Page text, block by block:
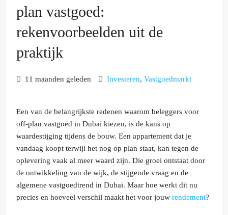
plan vastgoed:
rekenvoorbeelden uit de
praktijk
11 maanden geleden Investeren, Vastgoedmarkt
Een van de belangrijkste redenen waarom beleggers voor
off-plan vastgoed in Dubai kiezen, is de kans op
waardestijging tijdens de bouw. Een appartement dat je
vandaag koopt terwijl het nog op plan staat, kan tegen de
oplevering vaak al meer waard zijn. Die groei ontstaat door
de ontwikkeling van de wijk, de stijgende vraag en de
algemene vastgoedtrend in Dubai. Maar hoe werkt dit nu
precies en hoeveel verschil maakt het voor jouw rendement?